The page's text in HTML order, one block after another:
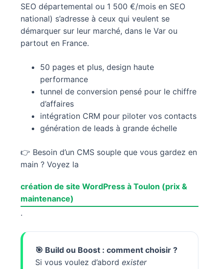
SEO départemental ou 1 500 €/mois en SEO
national) s’adresse à ceux qui veulent se
démarquer sur leur marché, dans le Var ou
partout en France.
50 pages et plus, design haute
performance
tunnel de conversion pensé pour le chiffre
d’affaires
intégration CRM pour piloter vos contacts
génération de leads à grande échelle
👉 Besoin d’un CMS souple que vous gardez en
main ? Voyez la
création de site WordPress à Toulon (prix &
maintenance)
.
🎯 Build ou Boost : comment choisir ?
Si vous voulez d’abord exister